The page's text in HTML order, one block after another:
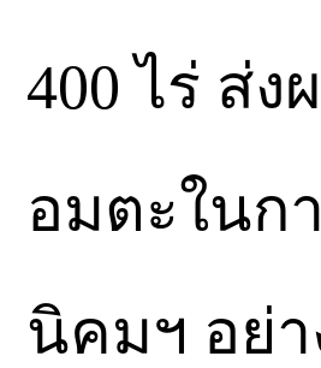
400 ไร่ ส่
อมตะในก
นิคมฯ อย่า